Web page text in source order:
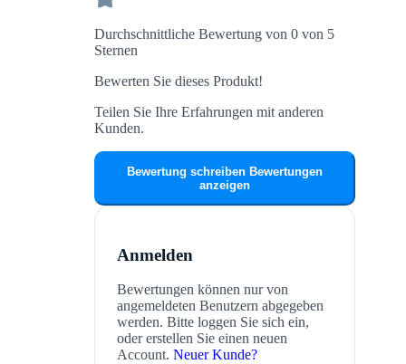
Durchschnittliche Bewertung von 0 von 5
Sternen
Bewerten Sie dieses Produkt!
Teilen Sie Ihre Erfahrungen mit anderen
Kunden.
Bewertung schreiben Bewertungen
anzeigen
Anmelden
Bewertungen können nur von
angemeldeten Benutzern abgegeben
werden. Bitte loggen Sie sich ein,
oder erstellen Sie einen neuen
Account. Neuer Kunde?